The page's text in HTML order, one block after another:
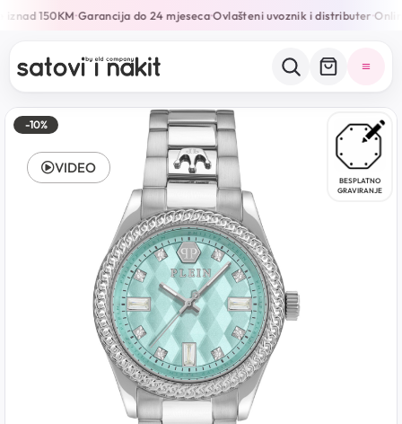
150KM•Garancija do 24 mjeseca•Ovlašteni uvoznik i distributer•
-10%
BESPLATNO
GRAVIRANJE
VIDEO